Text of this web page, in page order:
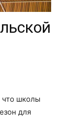
что школы
для